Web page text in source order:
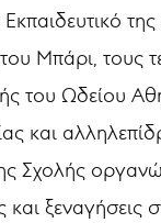
Μπάρι, τους
του Ωδείου
και
Σχολής
και ξεναγήσεις